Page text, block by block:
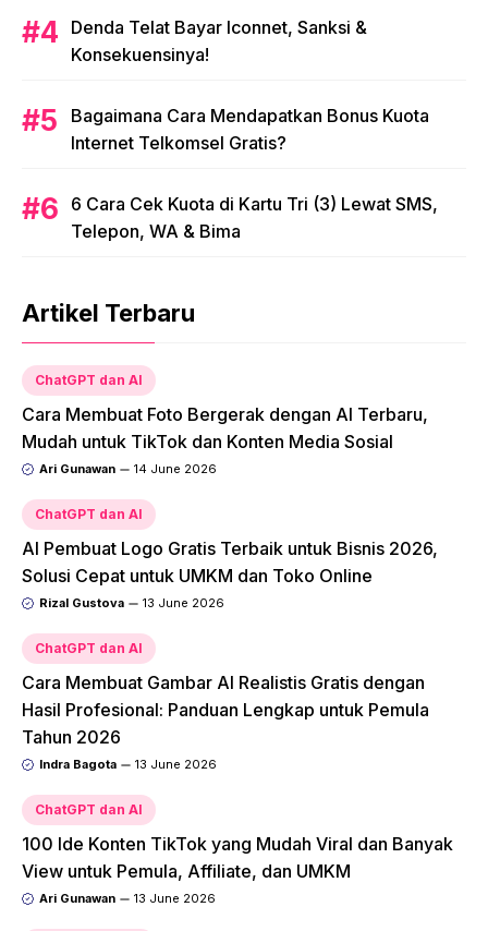
Denda Telat Bayar Iconnet, Sanksi &
Konsekuensinya!
Bagaimana Cara Mendapatkan Bonus Kuota
Internet Telkomsel Gratis?
6 Cara Cek Kuota di Kartu Tri (3) Lewat SMS,
Telepon, WA & Bima
Artikel Terbaru
ChatGPT dan AI
Cara Membuat Foto Bergerak dengan AI Terbaru,
Mudah untuk TikTok dan Konten Media Sosial
Ari Gunawan 14 June 2026
ChatGPT dan AI
AI Pembuat Logo Gratis Terbaik untuk Bisnis 2026,
Solusi Cepat untuk UMKM dan Toko Online
Rizal Gustova 13 June 2026
ChatGPT dan AI
Cara Membuat Gambar AI Realistis Gratis dengan
Hasil Profesional: Panduan Lengkap untuk Pemula
Tahun 2026
Indra Bagota 13 June 2026
ChatGPT dan AI
100 Ide Konten TikTok yang Mudah Viral dan Banyak
View untuk Pemula, Affiliate, dan UMKM
Ari Gunawan 13 June 2026